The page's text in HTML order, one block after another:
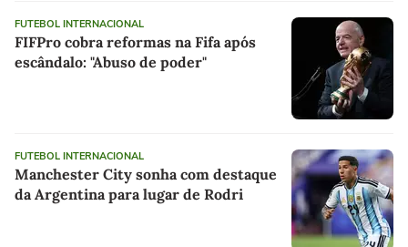
FUTEBOL INTERNACIONAL
FIFPro cobra reformas na Fifa após
escândalo: "Abuso de poder"
FUTEBOL INTERNACIONAL
Manchester City sonha com destaque
da Argentina para lugar de Rodri